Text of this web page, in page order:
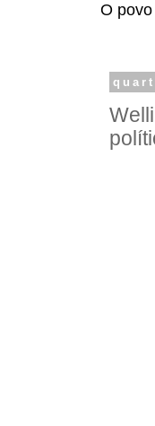
O